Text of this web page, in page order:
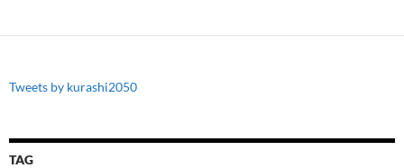
Tweets by kurashi2050
TAG